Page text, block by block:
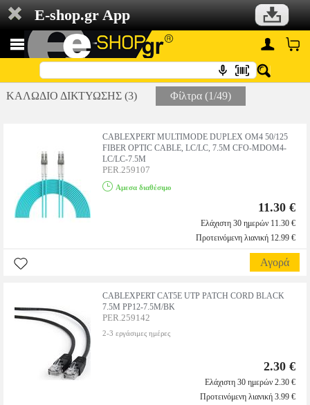
E-shop.gr App
ΚΑΛΩΔΙΟ ΔΙΚΤΥΩΣΗΣ (3) Φίλτρα (1/49)
CABLEXPERT MULTIMODE DUPLEX OM4 50/125
FIBER OPTIC CABLE, LC/LC, 7.5M CFO-MDOM4-
LC/LC-7.5M
PER.259107
Αμεσα διαθέσιμο
11.30 €
Ελάχιστη 30 ημερών 11.30 €
Προτεινόμενη λιανική 12.99 €
Αγορά
CABLEXPERT CAT5E UTP PATCH CORD BLACK
7.5M PP12-7.5M/BK
PER.259142
2-3 εργάσιμες ημέρες
2.30 €
Ελάχιστη 30 ημερών 2.30 €
Προτεινόμενη λιανική 3.99 €